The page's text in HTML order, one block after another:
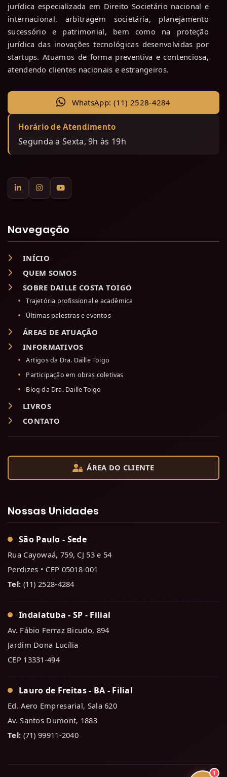
1
jurídica especializada em Direito Societário nacional e
internacional, arbitragem societária, planejamento
sucessório e patrimonial, bem como na proteção
jurídica das inovações tecnológicas desenvolvidas por
startups. Atuamos de forma preventiva e contenciosa,
atendendo clientes nacionais e estrangeiros.
WhatsApp: (11) 2528-4284
Horário de Atendimento
Segunda a Sexta, 9h às 19h
Navegação
INÍCIO
QUEM SOMOS
SOBRE DAILLE COSTA TOIGO
Trajetória profissional e acadêmica
Últimas palestras e eventos
ÁREAS DE ATUAÇÃO
INFORMATIVOS
Artigos da Dra. Daille Toigo
Participação em obras coletivas
Blog da Dra. Daille Toigo
LIVROS
CONTATO
ÁREA DO CLIENTE
Nossas Unidades
São Paulo - Sede
Rua Cayowaá, 759, CJ 53 e 54
Perdizes • CEP 05018-001
Tel: (11) 2528-4284
Indaiatuba - SP - Filial
Av. Fábio Ferraz Bicudo, 894
Jardim Dona Lucília
CEP 13331-494
Lauro de Freitas - BA - Filial
Ed. Aero Empresarial, Sala 620
Av. Santos Dumont, 1883
Tel: (71) 99911-2040